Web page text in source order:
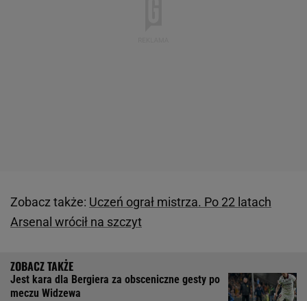
Zobacz także: Uczeń ograł mistrza. Po 22 latach
Arsenal wrócił na szczyt
Jest kara dla Bergiera za obsceniczne gesty po
meczu Widzewa